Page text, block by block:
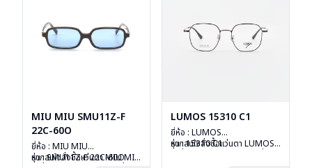
MIU MIU SMU11Z-F
22C-60O
ยี่ห้อ : MIU MIU
รุ่น : SMU11Z-F 22C-60O
หากสนใจสั่งชื้อแว่นตา MIU MIU
LUMOS 15310 C1
ยี่ห้อ : LUMOS
รุ่น : 15310 C1
หากสนใจสั่งชื้อแว่นตา LUMOS